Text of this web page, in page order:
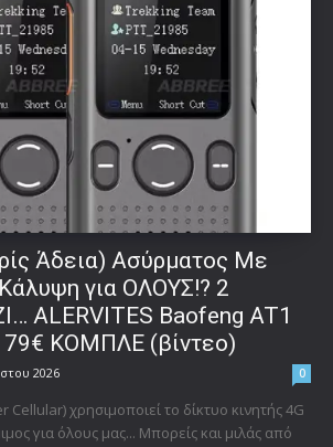
Άδεια) Ασύρματος Με
για ΟΛΟΥΣ!? 2
ALERVITES Baofeng AT1
79€ ΚΟΜΠΛΕ (βίντεο)
2026 0
Cellular) χρησιμοποιεί το δίκτυο κινητής 4G
για όλους μας... Μπορείς και μιλάς από